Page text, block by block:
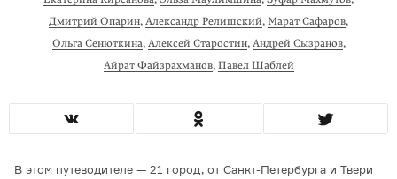
Дмитрий Опарин, Александр Релишский, Марат Сафаров,
Ольга Сенюткина, Алексей Старостин, Андрей Сызранов,
Айрат Файзрахманов, Павел Шаблей
В этом путеводителе — 21 город, от Санкт-Петербурга и Твери